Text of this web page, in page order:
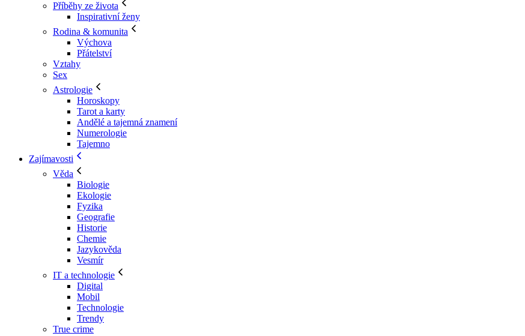
Příběhy ze života
Inspirativní ženy
Rodina & komunita
Výchova
Přátelství
Vztahy
Sex
Astrologie
Horoskopy
Tarot a karty
Andělé a tajemná znamení
Numerologie
Tajemno
Zajímavosti
Věda
Biologie
Ekologie
Fyzika
Geografie
Historie
Chemie
Jazykověda
Vesmír
IT a technologie
Digital
Mobil
Technologie
Trendy
True crime